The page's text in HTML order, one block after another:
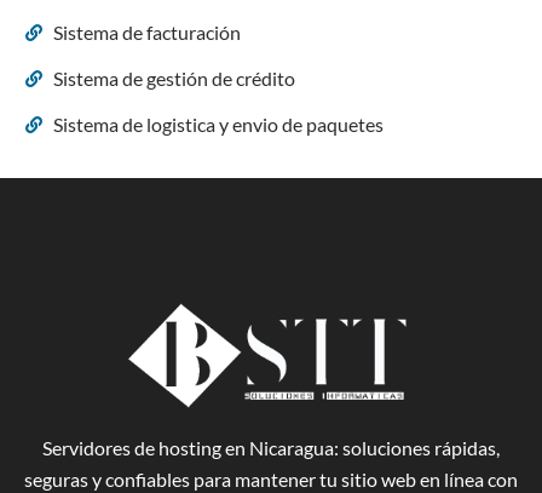
Sistema de facturación
Sistema de gestión de crédito
Sistema de logistica y envio de paquetes
Servidores de hosting en Nicaragua: soluciones rápidas,
seguras y confiables para mantener tu sitio web en línea con